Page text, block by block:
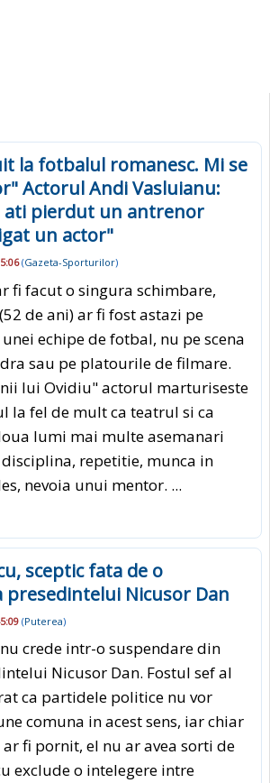
la fotbalul romanesc. Mi se
Actorul Andi Vasluianu:
ati pierdut un antrenor
un actor"
(Gazeta-Sporturilor)
fi facut o singura schimbare,
de ani) ar fi fost astazi pe
echipe de fotbal, nu pe scena
sau pe platourile de filmare.
lui Ovidiu" actorul marturiseste
la fel de mult ca teatrul si ca
lumi mai multe asemanari
repetitie, munca in
nevoia unui mentor. ...
sceptic fata de o
presedintelui Nicusor Dan
(Puterea)
crede intr-o suspendare din
Nicusor Dan. Fostul sef al
ca partidele politice nu vor
comuna in acest sens, iar chiar
fi pornit, el nu ar avea sorti de
exclude o intelegere intre